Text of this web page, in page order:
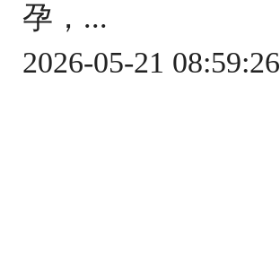
孕，...
2026-05-21 08:59:26